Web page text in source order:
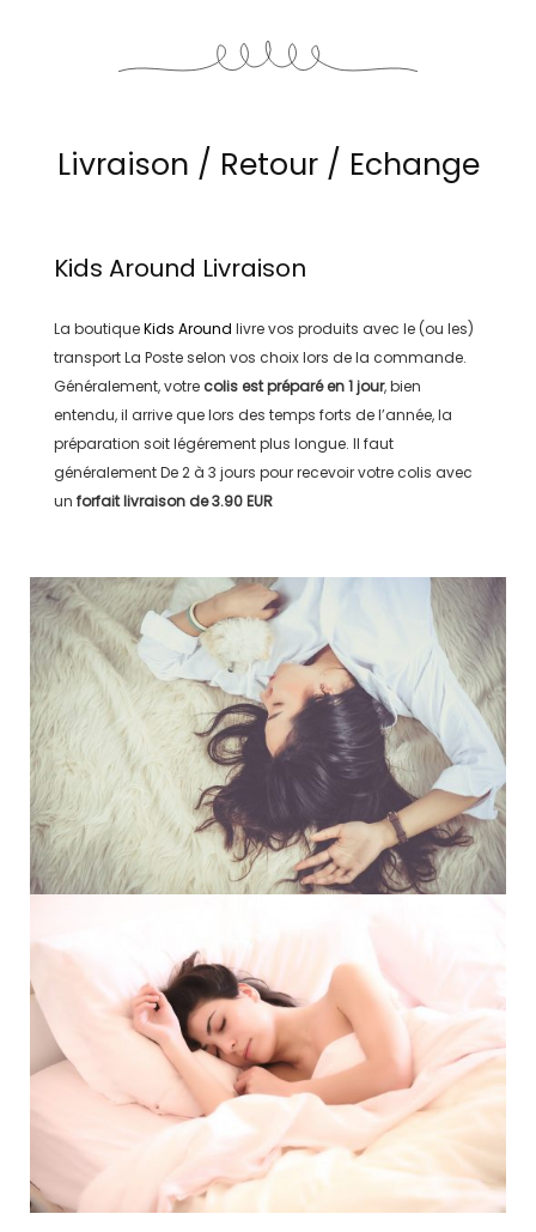
Livraison / Retour / Echange
Kids Around Livraison
La boutiqueKids Around livre vos produits avec le (ou les)
transportLa Posteselon vos choix lors de la commande.
Généralement, votre colis est préparé en1 jour, bien
entendu, il arrive que lors des temps forts de l’année, la
préparation soit légérement plus longue. Il faut
généralementDe 2 à 3 jours pour recevoir votre colis avec
un forfait livraison de3.90 EUR